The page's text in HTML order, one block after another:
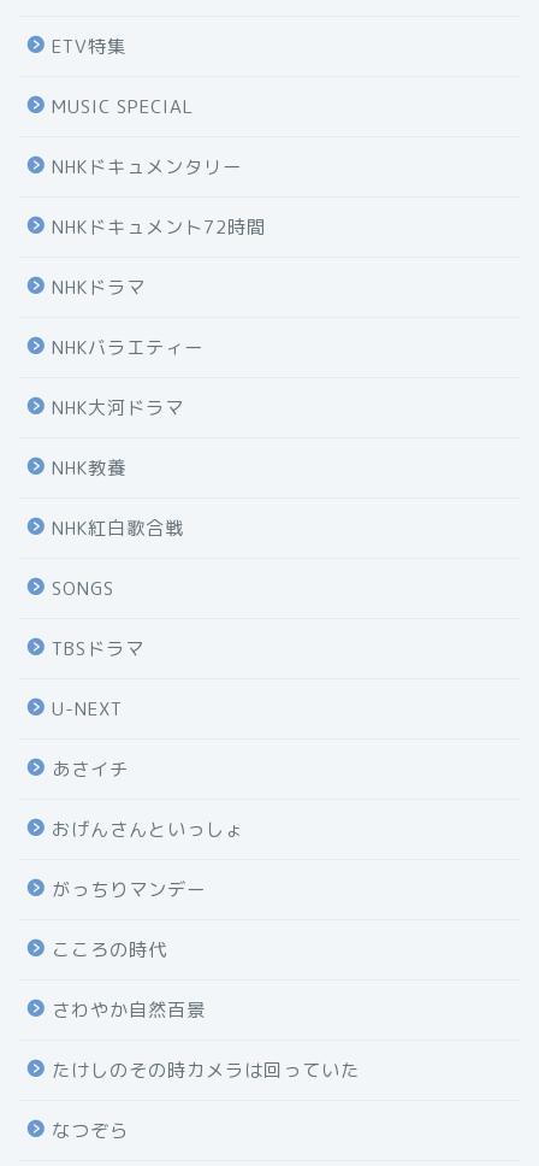
ETV特集
MUSIC SPECIAL
NHKドキュメンタリー
NHKドキュメント72時間
NHKドラマ
NHKバラエティー
NHK大河ドラマ
NHK教養
NHK紅白歌合戦
SONGS
TBSドラマ
U-NEXT
あさイチ
おげんさんといっしょ
がっちりマンデー
こころの時代
さわやか自然百景
たけしのその時カメラは回っていた
なつぞら